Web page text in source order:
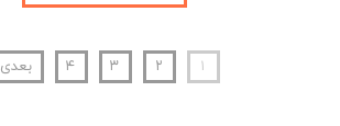
۱ ۲ ۳ ۴ بعدی